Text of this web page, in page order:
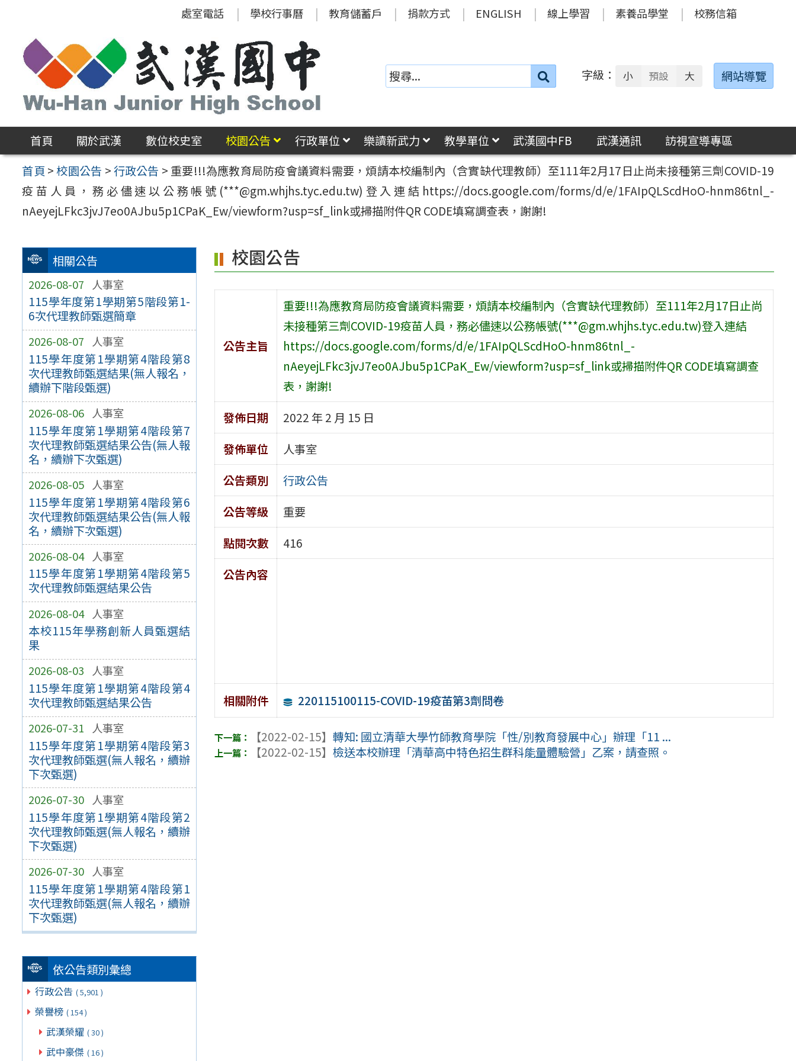
區
處室電話 學校行事曆 教育儲蓄戶 捐款方式 ENGLISH 線上學習 素養品學堂 校務信箱
搜
字級： 小 預設 大 網站導覽
首頁 關於武漢 數位校史室 校園公告 行政單位 樂讀新武力 教學單位 武漢國中FB 武漢通訊
訪視宣導專區
首頁 >校園公告 >行政公告 > 重要!!!為應教育局防疫會議資料需要，煩請本校編制內（含實缺代理教師）至111年2月17日止尚未接種第三劑COVID-19
疫苗人員，務必儘速以公務帳號(***@gm.whjhs.tyc.edu.tw)登入連結https://docs.google.com/forms/d/e/1FAIpQLScdHoO-hnm86tnl_-
nAeyejLFkc3jvJ7eo0AJbu5p1CPaK_Ew/viewform?usp=sf_link或掃描附件QR CODE填寫調查表，謝謝!
相關公告
2026-08-07 人事室
115學年度第1學期第5階段第1-
6次代理教師甄選簡章
2026-08-07 人事室
115學年度第1學期第4階段第8
次代理教師甄選結果(無人報名，
續辦下階段甄選)
2026-08-06 人事室
115學年度第1學期第4階段第7
次代理教師甄選結果公告(無人報
名，續辦下次甄選)
2026-08-05 人事室
115學年度第1學期第4階段第6
次代理教師甄選結果公告(無人報
名，續辦下次甄選)
2026-08-04 人事室
115學年度第1學期第4階段第5
次代理教師甄選結果公告
2026-08-04 人事室
本校115年學務創新人員甄選結
果
2026-08-03 人事室
115學年度第1學期第4階段第4
次代理教師甄選結果公告
2026-07-31 人事室
115學年度第1學期第4階段第3
次代理教師甄選(無人報名，續辦
下次甄選)
2026-07-30 人事室
115學年度第1學期第4階段第2
次代理教師甄選(無人報名，續辦
下次甄選)
2026-07-30 人事室
115學年度第1學期第4階段第1
次代理教師甄選(無人報名，續辦
下次甄選)
依公告類別彙總
行政公告 ( 5,901 )
榮譽榜 ( 154 )
武漢榮耀 ( 30 )
武中豪傑 ( 16 )
校園公告
公告主旨
重要!!!為應教育局防疫會議資料需要，煩請本校編制內（含實缺代理教師）至111年2月17日止尚
未接種第三劑COVID-19疫苗人員，務必儘速以公務帳號(***@gm.whjhs.tyc.edu.tw)登入連結
https://docs.google.com/forms/d/e/1FAIpQLScdHoO-hnm86tnl_-
nAeyejLFkc3jvJ7eo0AJbu5p1CPaK_Ew/viewform?usp=sf_link或掃描附件QR CODE填寫調查
表，謝謝!
發佈日期
2022 年 2 月 15 日
發佈單位
人事室
公告類別
行政公告
公告等級
重要
點閱次數
416
公告內容
相關附件 220115100115-COVID-19疫苖第3劑問卷
【2022-02-15】轉知: 國立清華大學竹師教育學院「性/別教育發展中心」辦理「11 ...
【2022-02-15】檢送本校辦理「清華高中特色招生群科能量體驗營」乙案，請查照。